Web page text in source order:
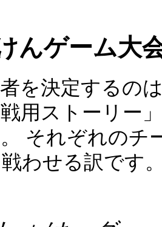
んゲーム大
を決定するの
用ストーリー
それぞれのチ
わせる訳です